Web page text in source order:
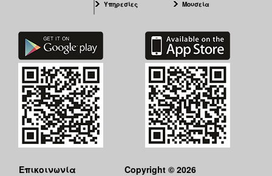
Υπηρεσίες
Μουσεία
Επικοινωνία
Copyright © 2026